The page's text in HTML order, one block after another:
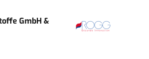
GmbH &